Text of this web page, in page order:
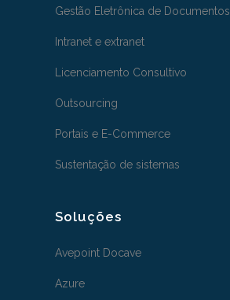
Gestão Eletrônica de Documentos
Intranet e extranet
Licenciamento Consultivo
Outsourcing
Portais e E-Commerce
Sustentação de sistemas
Soluções
Avepoint Docave
Azure